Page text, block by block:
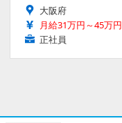
大阪府
月給31万円～45万円
正社員